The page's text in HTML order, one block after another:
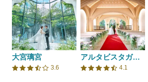
大宮璃宮
口コミ評価
3.6
アルタビスタガーデン
口コミ評価
4.1